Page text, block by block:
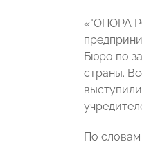
«"ОПОРА
Бюро по
страны.
По